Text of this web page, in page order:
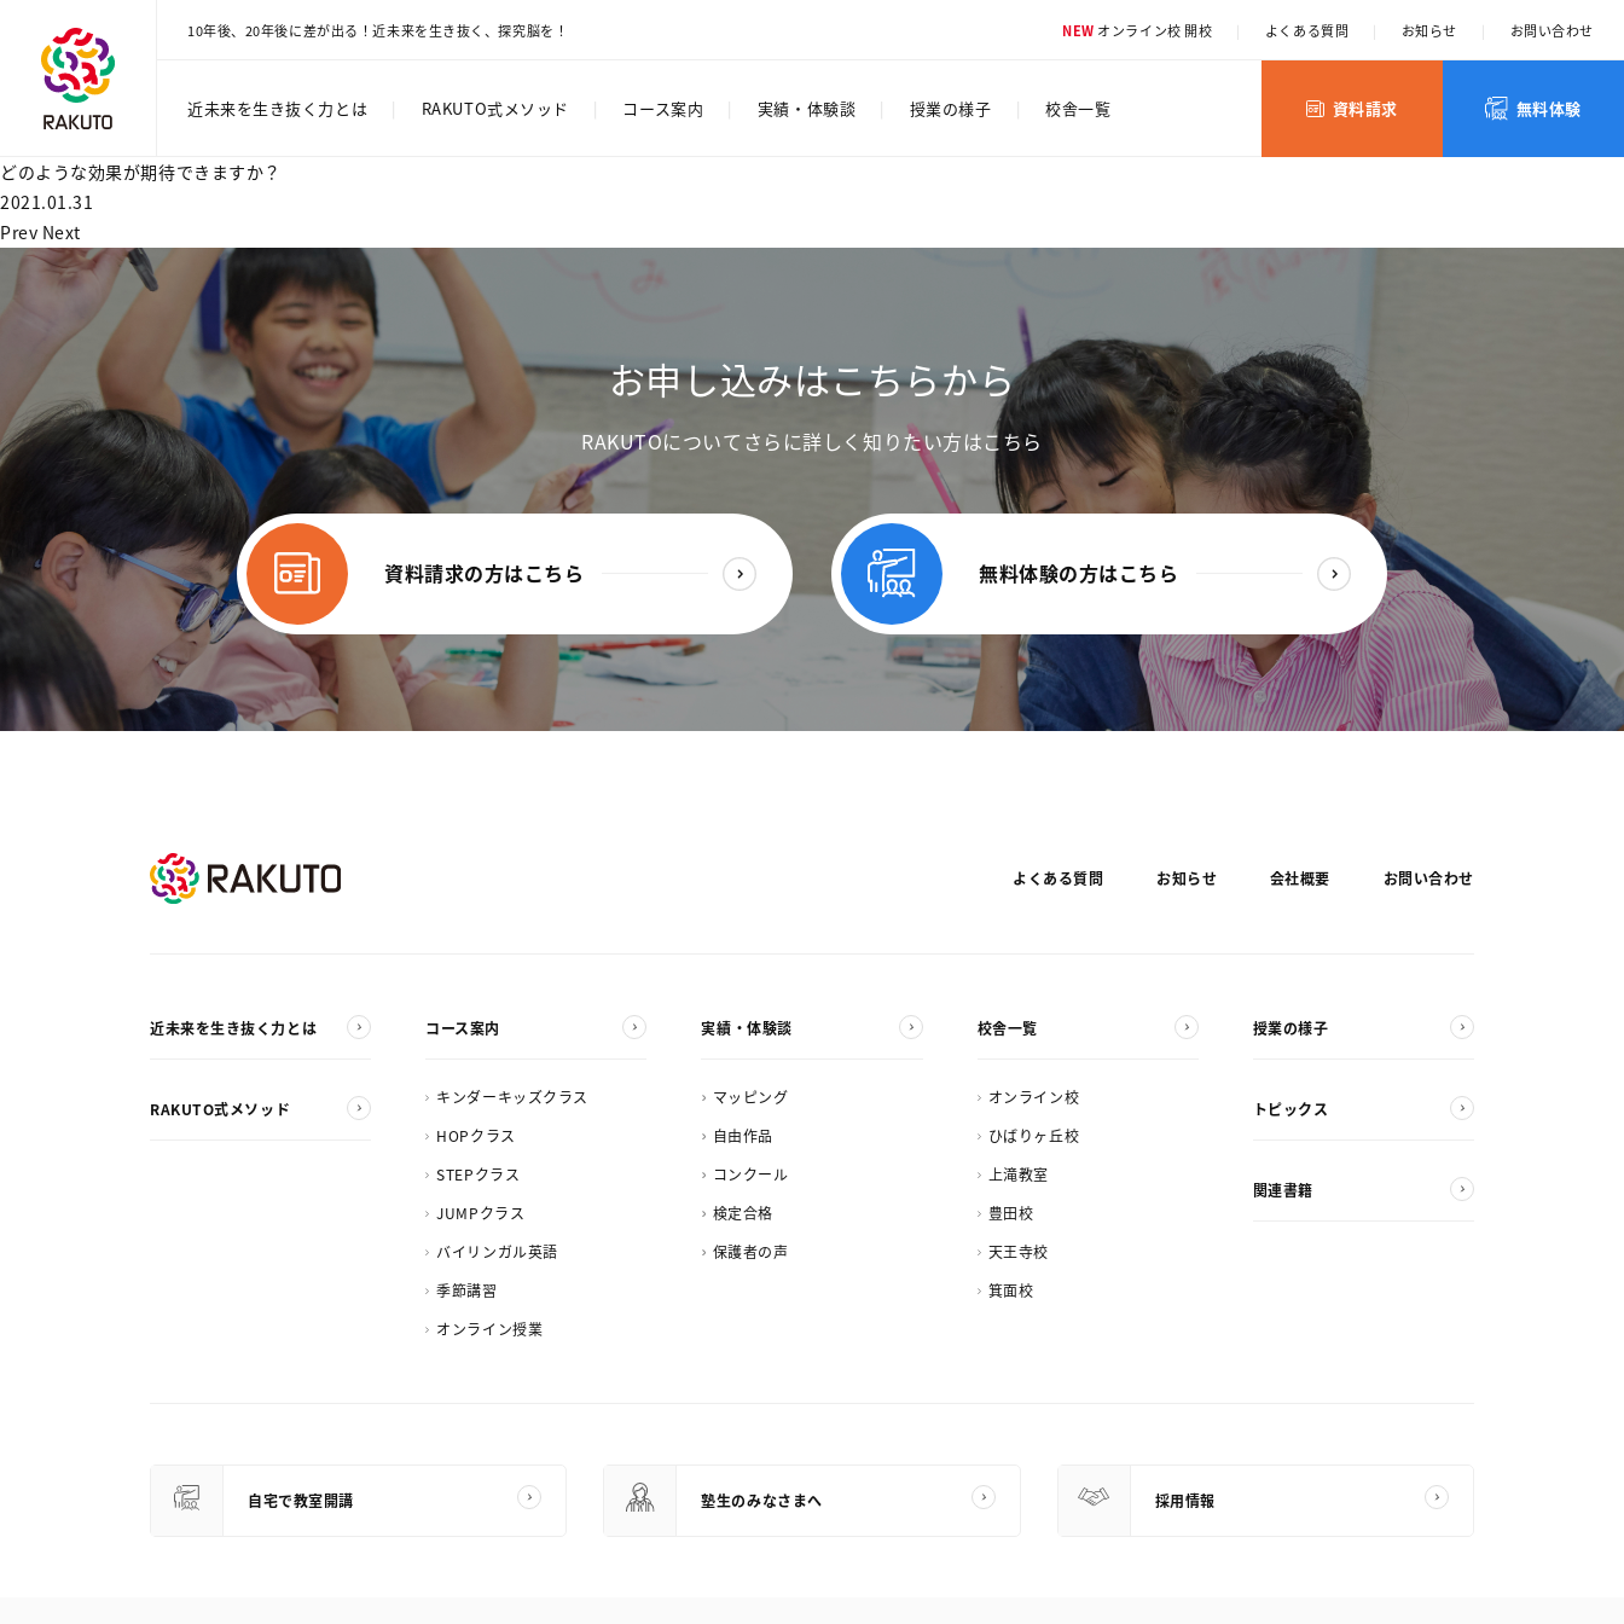
10年後、20年後に差が出る！近未来を生き抜く、探究脳を！ NEW オンライン校 開校 | よくある質問 | お知らせ | お問い合わせ
近未来を生き抜く力とは RAKUTO式メソッド コース案内 実績・体験談 授業の様子 校舎一覧 資料請求 無料体験
どのような効果が期待できますか？
2021.01.31
Prev Next
お申し込みはこちらから
RAKUTOについてさらに詳しく知りたい方はこちら
資料請求の方はこちら 無料体験の方はこちら
よくある質問 お知らせ 会社概要 お問い合わせ
近未来を生き抜く力とは
RAKUTO式メソッド
コース案内
キンダーキッズクラス
HOPクラス
STEPクラス
JUMPクラス
バイリンガル英語
季節講習
オンライン授業
実績・体験談
マッピング
自由作品
コンクール
検定合格
保護者の声
校舎一覧
オンライン校
ひばりヶ丘校
上滝教室
豊田校
天王寺校
箕面校
授業の様子
トピックス
関連書籍
自宅で教室開講 塾生のみなさまへ 採用情報